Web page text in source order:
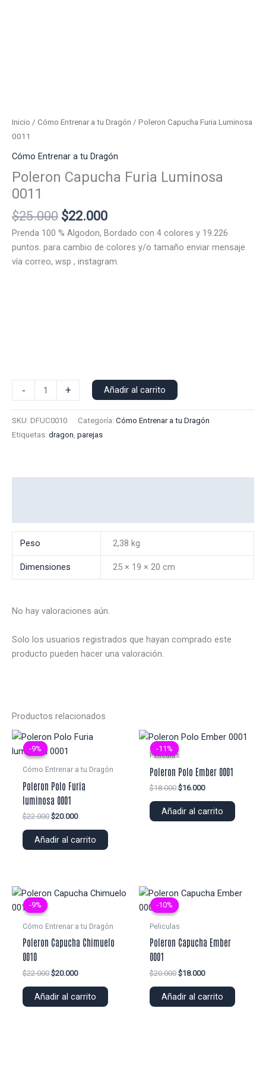
Inicio / Cómo Entrenar a tu Dragón / Poleron Capucha Furia Luminosa
0011
Cómo Entrenar a tu Dragón
Poleron Capucha Furia Luminosa
0011
$25.000 El
precio
original
era:
$22.000El
precio
actual
es:
Prenda 100 % Algodon, Bordado con 4 colores y 19.226
puntos. para cambio de colores y/o tamaño enviar mensaje
vía correo, wsp , instagram.
-
Capucha
+ Añadir al carrito
SKU: DFUC0010 Categoría: Cómo Entrenar a tu Dragón
Etiquetas: dragon, parejas
Peso 2,38 kg
Dimensiones 25 × 19 × 20 cm
No hay valoraciones aún.
Solo los usuarios registrados que hayan comprado este
producto pueden hacer una valoración.
Productos relacionados
-9%
-9%
Cómo Entrenar a tu Dragón
Poleron Polo Furia
luminosa 0001
$22.000 El
original
$20.000El
actual
Añadir al carrito
-11%
-11%
Peliculas
Poleron Polo Ember 0001
$18.000 El
original
$16.000El
actual
Añadir al carrito
-9%
-9%
Cómo Entrenar a tu Dragón
Poleron Capucha Chimuelo
0010
$22.000 El
original
$20.000El
actual
Añadir al carrito
-10%
-10%
Peliculas
Poleron Capucha Ember
0001
$20.000 El
original
$18.000El
actual
Añadir al carrito